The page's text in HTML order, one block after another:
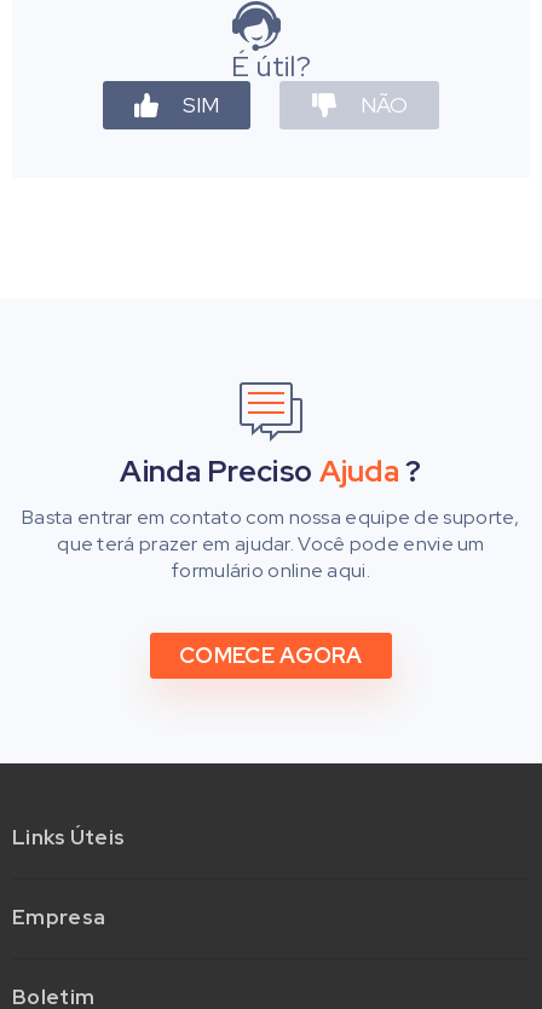
É útil?
SIM NÃO
Ainda Preciso Ajuda?
Basta entrar em contato com nossa equipe de suporte,
que terá prazer em ajudar. Você pode envie um
formulário online aqui.
COMECE AGORA
Links Úteis
Empresa
Boletim